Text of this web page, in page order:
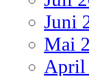
Juni
Mai
April